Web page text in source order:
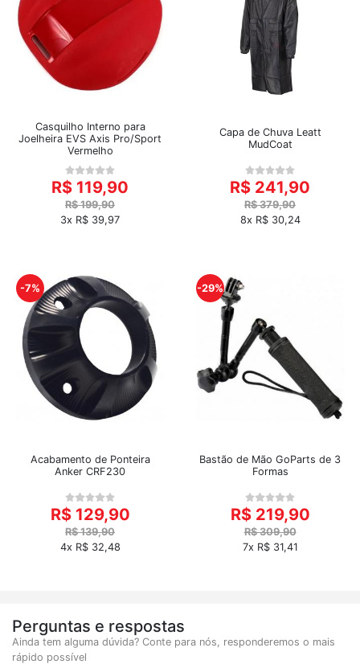
Casquilho Interno para
Joelheira EVS Axis Pro/Sport
Vermelho
R$ 119,90
R$ 199,90
3x R$ 39,97
Capa de Chuva Leatt
MudCoat
R$ 241,90
R$ 379,90
8x R$ 30,24
-7%
Acabamento de Ponteira
Anker CRF230
R$ 129,90
R$ 139,90
4x R$ 32,48
-29%
Bastão de Mão GoParts de 3
Formas
R$ 219,90
R$ 309,90
7x R$ 31,41
Perguntas e respostas
Ainda tem alguma dúvida? Conte para nós, responderemos o mais
rápido possível